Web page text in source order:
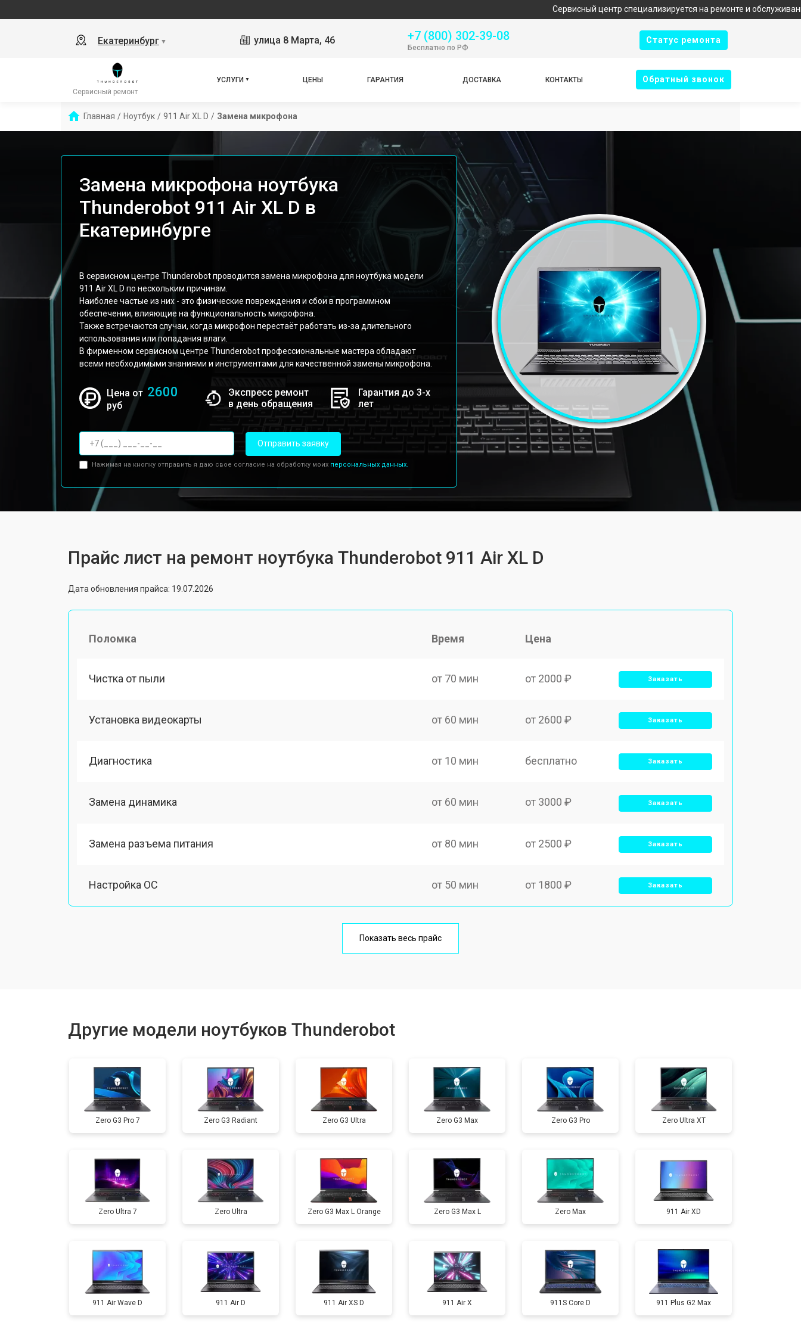
Сервисный центр специализируется на ремонте и обслуживании
Екатеринбург ▼ улица 8 Марта, 46 +7 (800) 302-39-08
Бесплатно по РФ
Cтатус ремонта
Сервисный ремонт
УСЛУГИ ЦЕНЫ ГАРАНТИЯ ДОСТАВКА КОНТАКТЫ Oбратный звонок
Главная / Ноутбук / 911 Air XL D / Замена микрофона
Замена микрофона ноутбука
Thunderobot 911 Air XL D в
Екатеринбурге
В сервисном центре Thunderobot проводится замена микрофона для ноутбука модели
911 Air XL D по нескольким причинам.
Наиболее частые из них - это физические повреждения и сбои в программном
обеспечении, влияющие на функциональность микрофона.
Также встречаются случаи, когда микрофон перестаёт работать из-за длительного
использования или попадания влаги.
В фирменном сервисном центре Thunderobot профессиональные мастера обладают
всеми необходимыми знаниями и инструментами для качественной замены микрофона.
Цена от 2600
руб
Экспресс ремонт
в день обращения
Гарантия до 3-х
лет
Отправить заявку
Нажимая на кнопку отправить я даю свое согласие на обработку моих персональных данных.
Прайс лист на ремонт ноутбука Thunderobot 911 Air XL D
Дата обновления прайса: 19.07.2026
Поломка Время Цена
Чистка от пыли от 70 мин от 2000 ₽ Заказать
Установка видеокарты от 60 мин от 2600 ₽ Заказать
Диагностика от 10 мин бесплатно Заказать
Замена динамика от 60 мин от 3000 ₽ Заказать
Замена разъема питания от 80 мин от 2500 ₽ Заказать
Настройка ОС от 50 мин от 1800 ₽ Заказать
от 100 мин
Ремонт мультиконтроллера от 80 мин от 2300 ₽ Заказать
Замена жесткого диска HDD/SSD от 60 мин от 3300 ₽ Заказать
Замена разъема HDMI от 110 мин от 3800 ₽ Заказать
Замена тачпада от 50 мин от 1500 ₽ Заказать
Замена клавиатуры от 90 мин от 2900 ₽ Заказать
Замена аккумулятора от 40 мин от 1200 ₽ Заказать
Показать весь прайс
Другие модели ноутбуков Thunderobot
Zero G3 Pro 7 Zero G3 Radiant Zero G3 Ultra Zero G3 Max Zero G3 Pro Zero Ultra XT
Zero Ultra 7 Zero Ultra Zero G3 Max L Orange Zero G3 Max L Zero Max 911 Air XD
911 Air Wave D 911 Air D 911 Air XS D 911 Air X 911S Core D 911 Plus G2 Max